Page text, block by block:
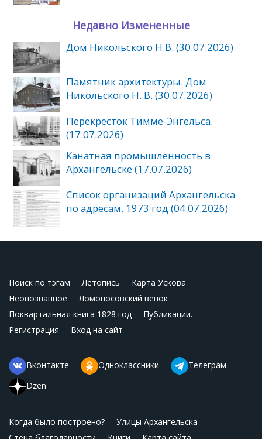
Недавно Измененные
Дом Никольского Н.В. (30.07.2026)
Памятник архитектуры. Дом
Никольского Н. В. (30.07.2026)
Перекресток Тимме-Энгельса.
(17.07.2026)
Канатная промышленность в
Архангельске (17.07.2026)
Список организаций Архангельска
по адресам. 1973 год (04.07.2026)
Поиск по тэгам Летопись
Карта Ускова
Неопознанное
Ломоносовский венок
Поквартальная книга 1828 год
Публикации.
Регистрация
Вход на сайт
Вконтакте Одноклассники
Телеграм
Dzen
Когда было построено?
Улицы Архангельска